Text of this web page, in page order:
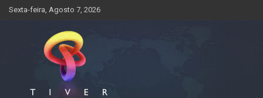
SkipSexta-feira, Agosto 7, 2026